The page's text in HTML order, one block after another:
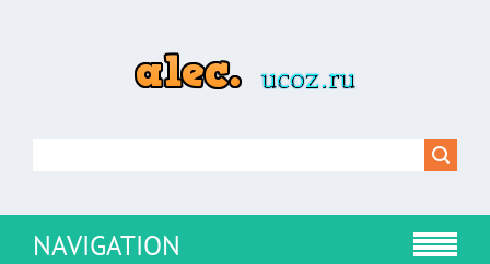
NAVIGATION